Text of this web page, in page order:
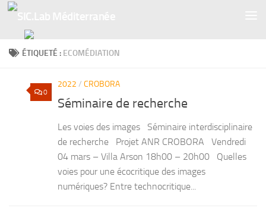
ÉTIQUETÉ : ECOMÉDIATION
0
2022 / CROBORA
Séminaire de recherche
Les voies des images Séminaire interdisciplinaire
de recherche Projet ANR CROBORA Vendredi
04 mars – Villa Arson 18h00 – 20h00 Quelles
voies pour une écocritique des images
numériques? Entre technocritique...